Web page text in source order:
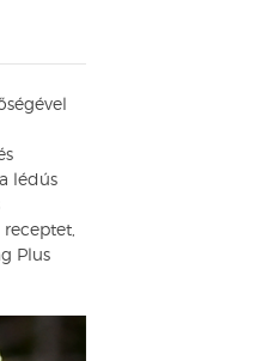
lédús
Plus